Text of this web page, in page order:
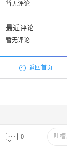
暂无评论
最近评论
暂无评论
0 吐槽
返回首页